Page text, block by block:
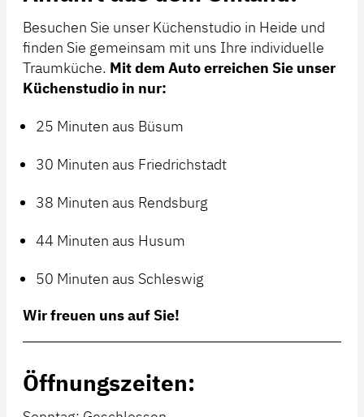
Besuchen Sie unser Küchenstudio in Heide und
finden Sie gemeinsam mit uns Ihre individuelle
Traumküche. Mit dem Auto erreichen Sie unser
Küchenstudio in nur:
25 Minuten aus Büsum
30 Minuten aus Friedrichstadt
38 Minuten aus Rendsburg
44 Minuten aus Husum
50 Minuten aus Schleswig
Wir freuen uns auf Sie!
Öffnungszeiten: